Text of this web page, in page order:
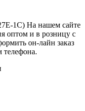
1С) На нашем сайте
оптом и в розницу с
он-лайн заказ
телефона.